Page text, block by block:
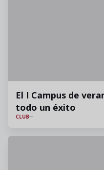
El I Campus de
todo un éxito
CLUB